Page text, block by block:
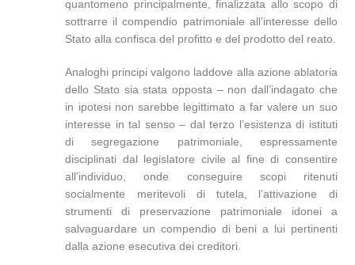
quantomeno principalmente, finalizzata allo scopo di
sottrarre il compendio patrimoniale all’interesse dello
Stato alla confisca del profitto e del prodotto del reato.
Analoghi principi valgono laddove alla azione ablatoria
dello Stato sia stata opposta – non dall’indagato che
in ipotesi non sarebbe legittimato a far valere un suo
interesse in tal senso – dal terzo l’esistenza di istituti
di segregazione patrimoniale, espressamente
disciplinati dal legislatore civile al fine di consentire
all’individuo, onde conseguire scopi ritenuti
socialmente meritevoli di tutela, l’attivazione di
strumenti di preservazione patrimoniale idonei a
salvaguardare un compendio di beni a lui pertinenti
dalla azione esecutiva dei creditori.